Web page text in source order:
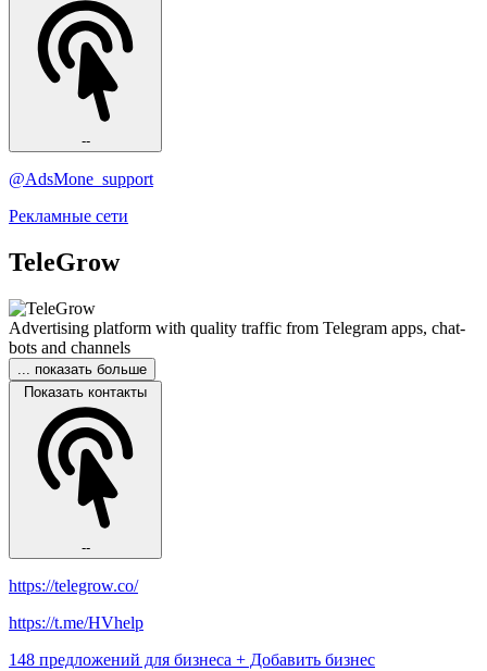
--
@AdsMone_support
Рекламные сети
TeleGrow
Advertising platform with quality traffic from Telegram apps, chat-
bots and channels
... показать больше
Показать контакты
--
https://telegrow.co/
https://t.me/HVhelp
148 предложений для бизнеса + Добавить бизнес